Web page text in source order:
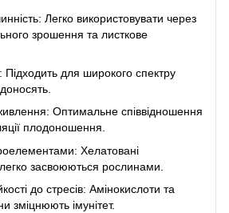
Легко використовувати через
зрошення та листкове
Підходить для широкого спектру
Оптимальне співвідношення
плодоношення.
Хелатовані
засвоюються рослинами.
до стресів: Амінокислоти та
зміцнюють імунітет.